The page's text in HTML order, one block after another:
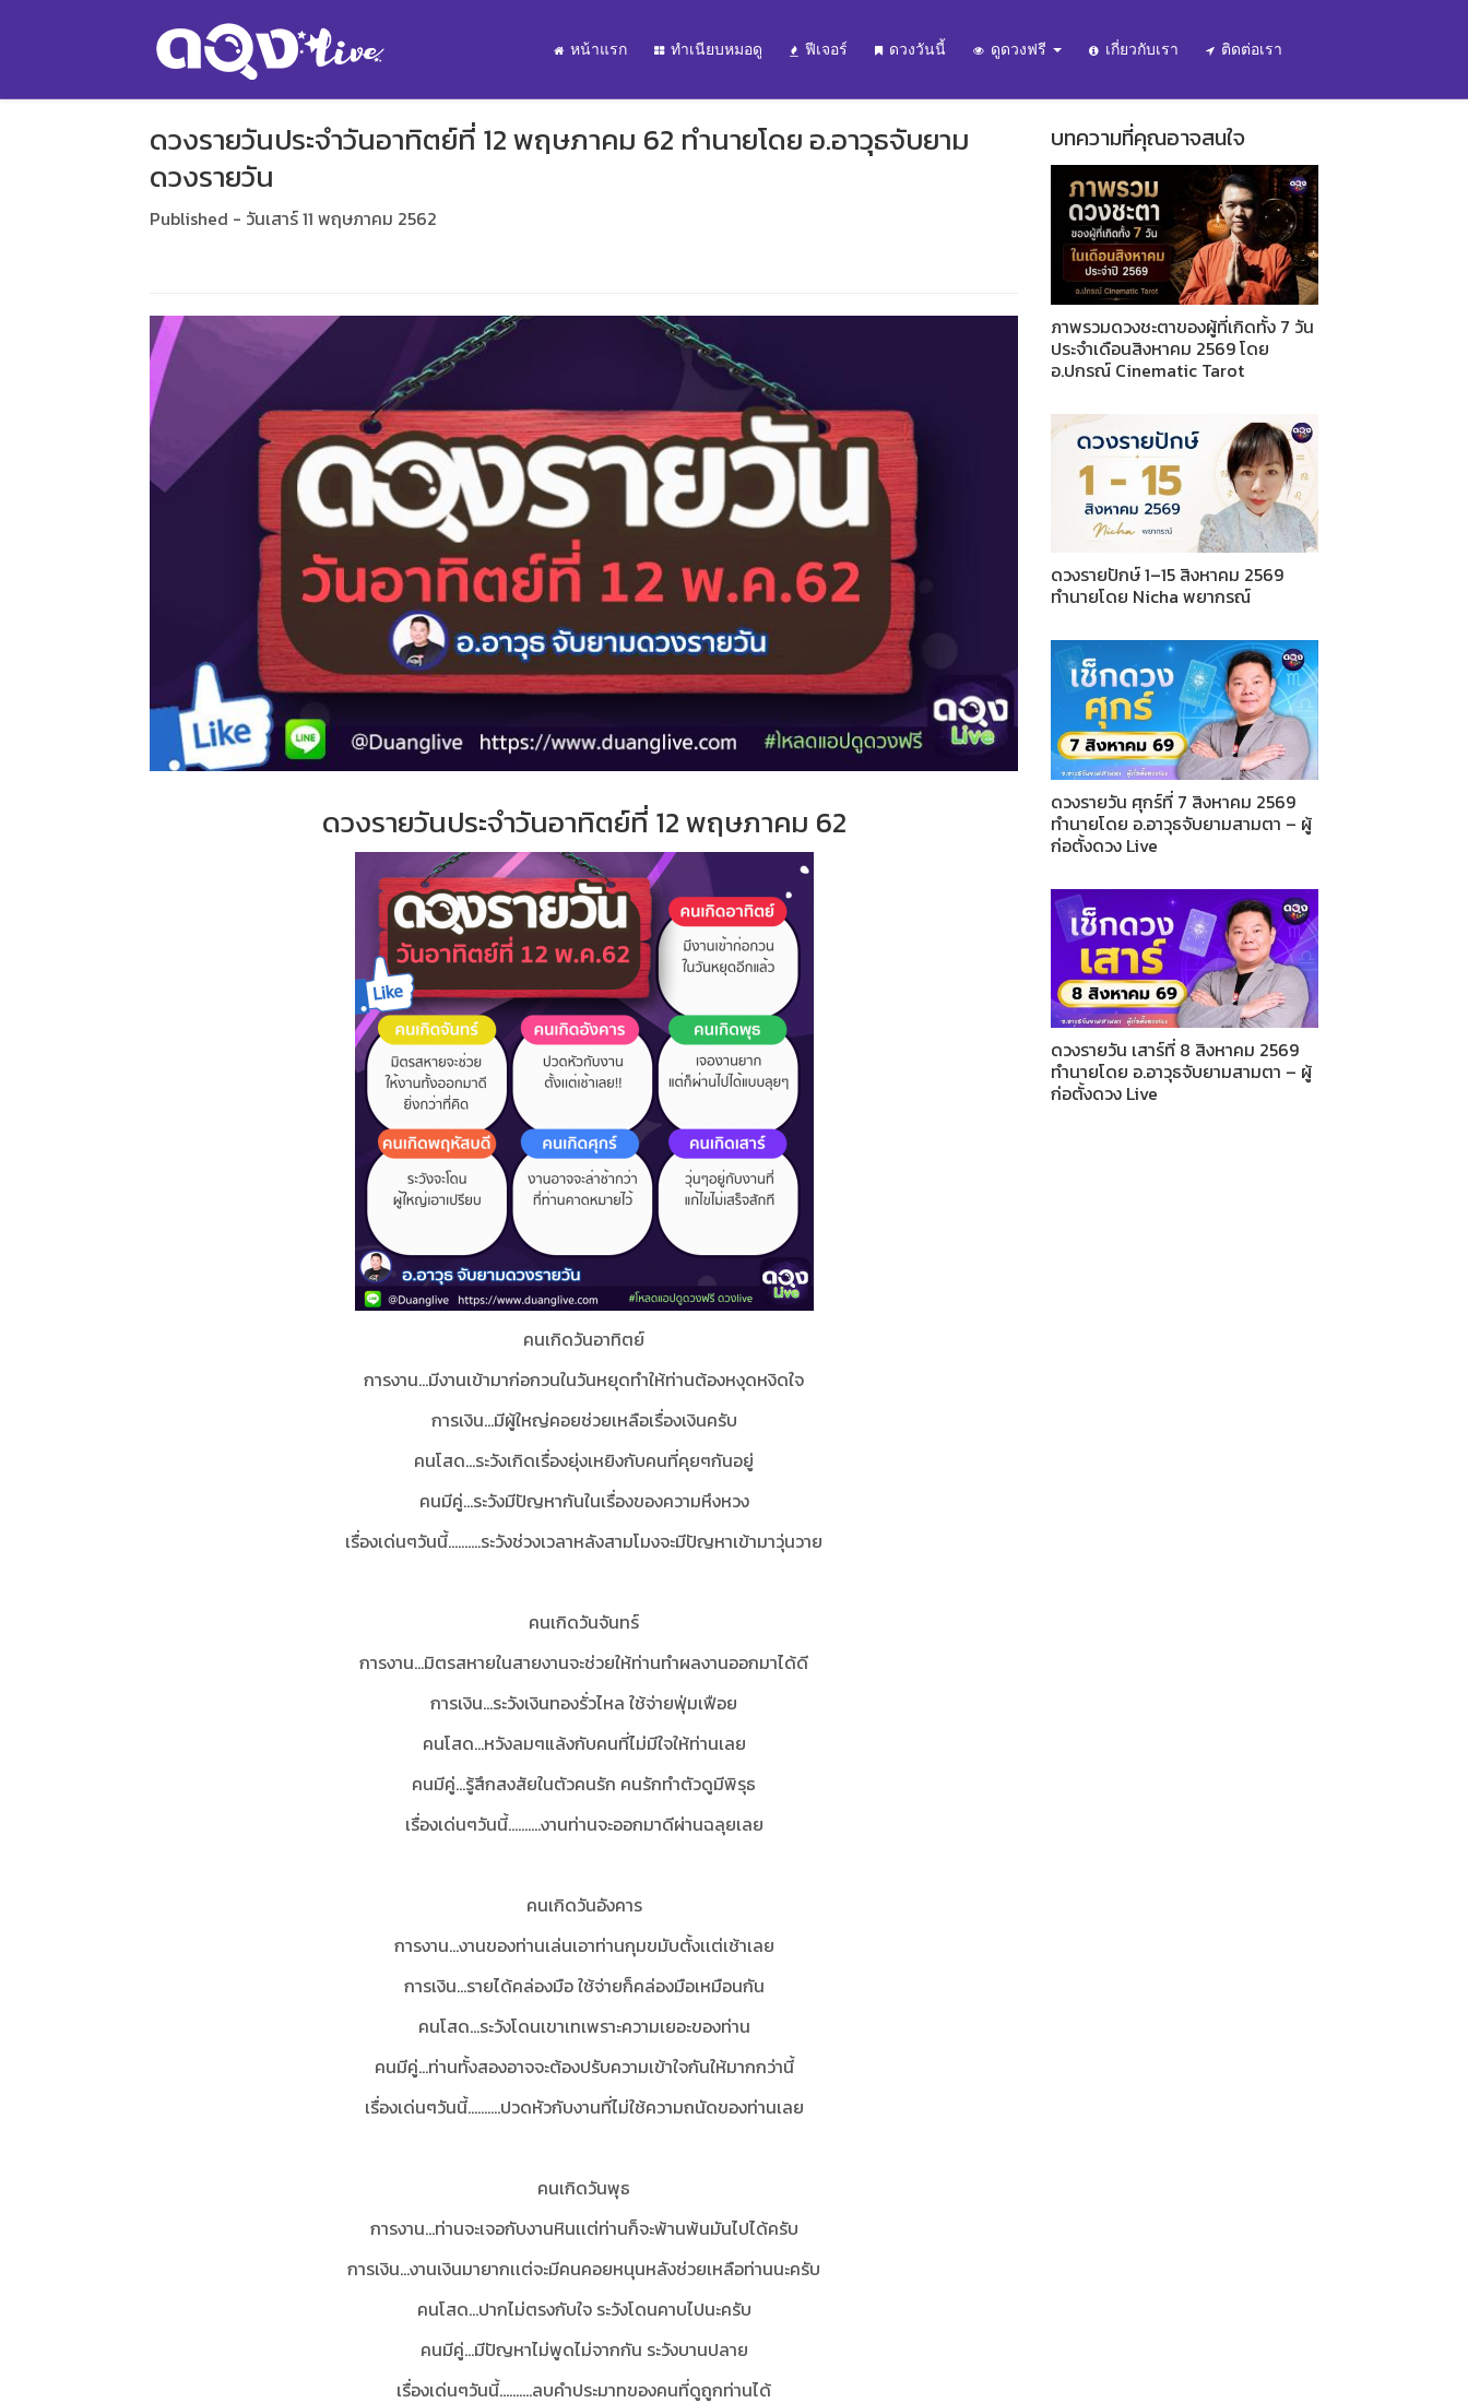
หน้าแรก ทำเนียบหมอดู ฟีเจอร์ ดวงวันนี้ ดูดวงฟรี เกี่ยวกับเรา ติดต่อเรา
ดวงรายวันประจำวันอาทิตย์ที่ 12 พฤษภาคม 62 ทำนายโดย อ.อาวุธจับยาม
ดวงรายวัน
Published - วันเสาร์ 11 พฤษภาคม 2562
ดวงรายวันประจำวันอาทิตย์ที่ 12 พฤษภาคม 62
คนเกิดวันอาทิตย์
การงาน...มีงานเข้ามาก่อกวนในวันหยุดทำให้ท่านต้องหงุดหงิดใจ
การเงิน...มีผู้ใหญ่คอยช่วยเหลือเรื่องเงินครับ
คนโสด…ระวังเกิดเรื่องยุ่งเหยิงกับคนที่คุยๆกันอยู่
คนมีคู่...ระวังมีปัญหากันในเรื่องของความหึงหวง
เรื่องเด่นๆวันนี้..........ระวังช่วงเวลาหลังสามโมงจะมีปัญหาเข้ามาวุ่นวาย
คนเกิดวันจันทร์
การงาน...มิตรสหายในสายงานจะช่วยให้ท่านทำผลงานออกมาได้ดี
การเงิน…ระวังเงินทองรั่วไหล ใช้จ่ายฟุ่มเฟือย
คนโสด...หวังลมๆแล้งกับคนที่ไม่มีใจให้ท่านเลย
คนมีคู่…รู้สึกสงสัยในตัวคนรัก คนรักทำตัวดูมีพิรุธ
เรื่องเด่นๆวันนี้..........งานท่านจะออกมาดีผ่านฉลุยเลย
คนเกิดวันอังคาร
การงาน...งานของท่านเล่นเอาท่านกุมขมับตั้งเเต่เช้าเลย
การเงิน...รายได้คล่องมือ ใช้จ่ายก็คล่องมือเหมือนกัน
คนโสด…ระวังโดนเขาเทเพราะความเยอะของท่าน
คนมีคู่…ท่านทั้งสองอาจจะต้องปรับความเข้าใจกันให้มากกว่านี้
เรื่องเด่นๆวันนี้..........ปวดหัวกับงานที่ไม่ใช้ความถนัดของท่านเลย
คนเกิดวันพุธ
การงาน...ท่านจะเจอกับงานหินเเต่ท่านก็จะพ้านพ้นมันไปได้ครับ
การเงิน…งานเงินมายากเเต่จะมีคนคอยหนุนหลังช่วยเหลือท่านนะครับ
คนโสด...ปากไม่ตรงกับใจ ระวังโดนคาบไปนะครับ
คนมีคู่…มีปัญหาไม่พูดไม่จากกัน ระวังบานปลาย
เรื่องเด่นๆวันนี้..........ลบคำประมาทของคนที่ดูถูกท่านได้
บทความที่คุณอาจสนใจ
ภาพรวมดวงชะตาของผู้ที่เกิดทั้ง 7 วัน
ประจำเดือนสิงหาคม 2569 โดย
อ.ปกรณ์ Cinematic Tarot
ดวงรายปักษ์ 1–15 สิงหาคม 2569
ทำนายโดย Nicha พยากรณ์
ดวงรายวัน ศุกร์ที่ 7 สิงหาคม 2569
ทำนายโดย อ.อาวุธจับยามสามตา – ผู้
ก่อตั้งดวง Live
ดวงรายวัน เสาร์ที่ 8 สิงหาคม 2569
ทำนายโดย อ.อาวุธจับยามสามตา – ผู้
ก่อตั้งดวง Live